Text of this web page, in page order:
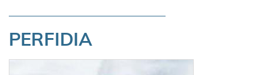
PERFIDIA